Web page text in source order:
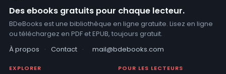
Des ebooks gratuits pour chaque lecteur.
BDeBooks est une bibliothèque en ligne gratuite. Lisez en ligne
ou téléchargez en PDF et EPUB, toujours gratuit.
À propos
· Contact · mail@bdebooks.com
EXPLORER POUR LES LECTEURS